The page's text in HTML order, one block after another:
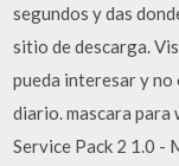
segundos y das
sitio de descarga.
pueda interesar y no
diario. mascara
Service Pack 2 1.0 -